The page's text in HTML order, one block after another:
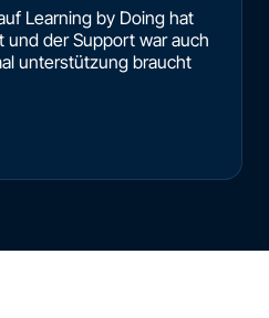
Learning by Doing hat
und der Support war auch
unterstützung braucht